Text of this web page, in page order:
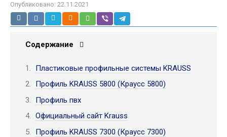
Опубликовано: 22.11.2021
Содержание
Пластиковые профильные системы KRAUSS
Профиль KRAUSS 5800 (Краусс 5800)
Профиль пвх
Официальный сайт Krauss
Профиль KRAUSS 7300 (Краусс 7300)